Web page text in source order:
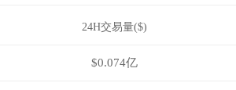
24H交易量($)
$0.074亿